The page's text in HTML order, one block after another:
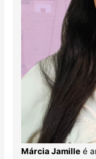
Márcia Jamilleé